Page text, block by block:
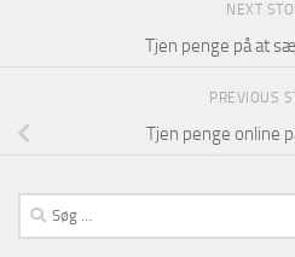
NEXT
Tjen penge på at
PREVIOUS
Tjen penge online
Søg
efter: